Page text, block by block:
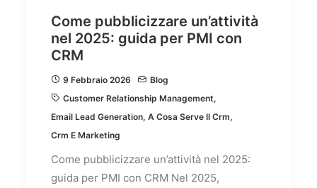
Come pubblicizzare un’attività
nel 2025: guida per PMI con
CRM
9 Febbraio 2026
Blog
Customer Relationship Management,
Email Lead Generation, A Cosa Serve Il Crm,
Crm E Marketing
Come pubblicizzare un’attività nel 2025:
guida per PMI con CRM Nel 2025,